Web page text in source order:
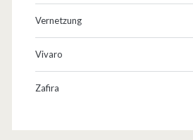
Vernetzung
Vivaro
Zafira